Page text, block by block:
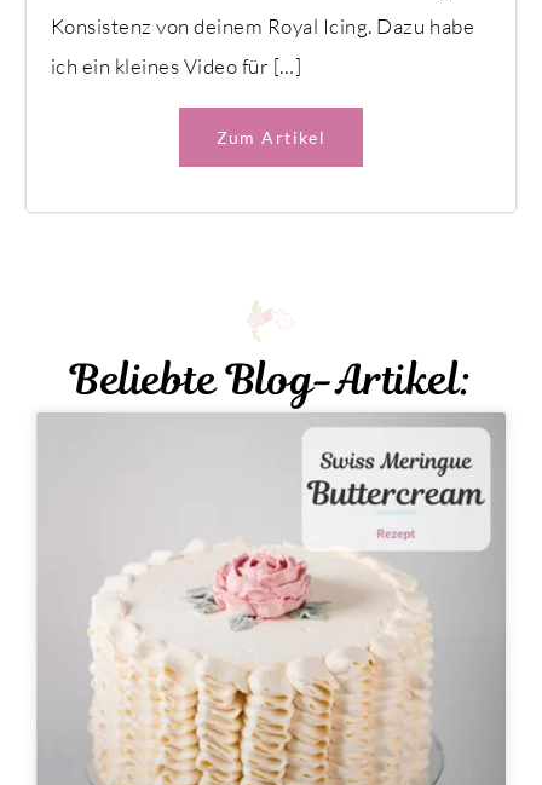
Konsistenz von deinem Royal Icing. Dazu habe
ich ein kleines Video für […]
Zum Artikel
Beliebte Blog-Artikel: